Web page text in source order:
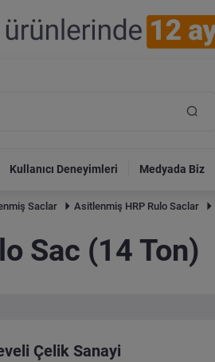
Kullanıcı Deneyimleri Medyada Biz
Saclar Asitlenmiş HRP Rulo Saclar
Sac (14 Ton)
Çelik Sanayi